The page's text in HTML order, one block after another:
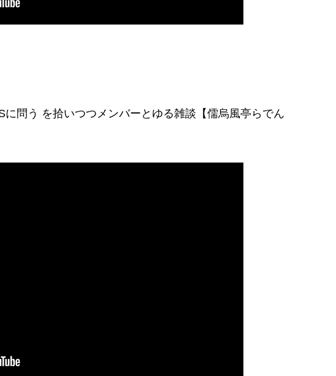
に問う を拾いつつメンバーとゆる雑談【儒烏風亭らでん